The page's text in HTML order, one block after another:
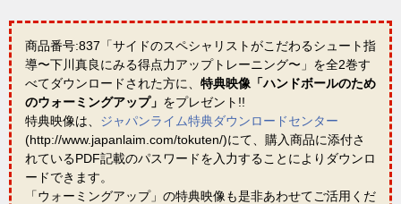
商品番号:837「サイドのスペシャリストがこだわるシュート指
導〜下川真良にみる得点力アップトレーニング〜」を全2巻す
べてダウンロードされた方に、 特典映像「ハンドボールのため
のウォーミングアップ」 をプレゼント!!
特典映像は、 ジャパンライム特典ダウンロードセンター
(http://www.japanlaim.com/tokuten/)にて、購入商品に添付さ
れているPDF記載のパスワードを入力することによりダウンロ
ードできます。
「ウォーミングアップ」の特典映像も是非あわせてご活用くだ